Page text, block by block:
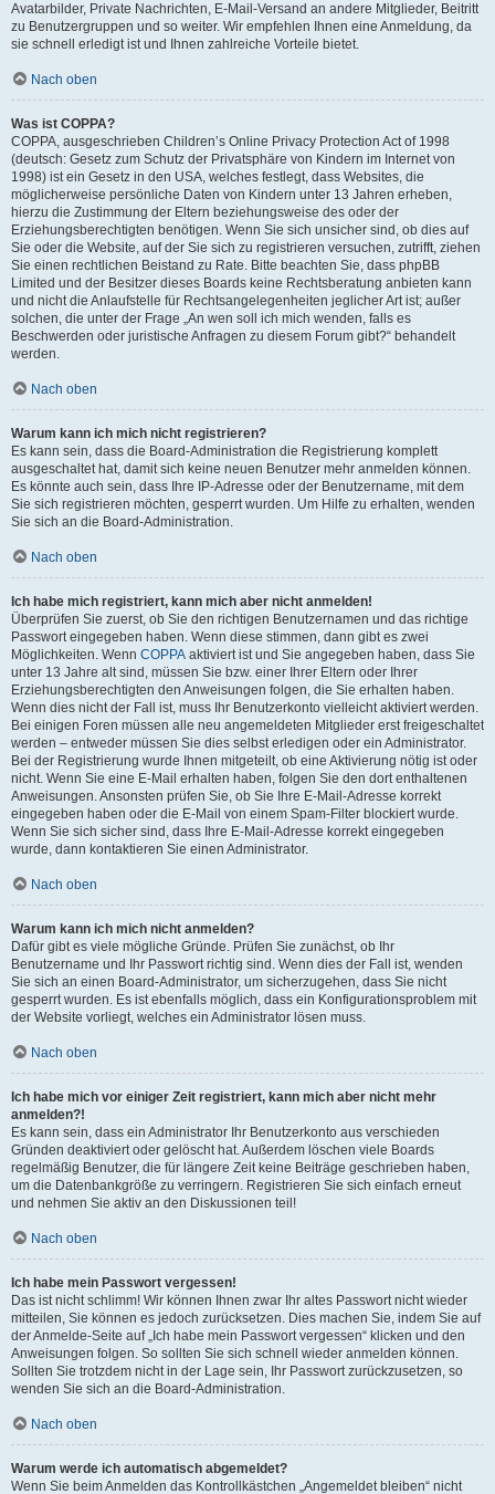
Avatarbilder, Private Nachrichten, E-Mail-Versand an andere Mitglieder, Beitritt
zu Benutzergruppen und so weiter. Wir empfehlen Ihnen eine Anmeldung, da
sie schnell erledigt ist und Ihnen zahlreiche Vorteile bietet.
Nach oben
Was ist COPPA?
COPPA, ausgeschrieben Children’s Online Privacy Protection Act of 1998
(deutsch: Gesetz zum Schutz der Privatsphäre von Kindern im Internet von
1998) ist ein Gesetz in den USA, welches festlegt, dass Websites, die
möglicherweise persönliche Daten von Kindern unter 13 Jahren erheben,
hierzu die Zustimmung der Eltern beziehungsweise des oder der
Erziehungsberechtigten benötigen. Wenn Sie sich unsicher sind, ob dies auf
Sie oder die Website, auf der Sie sich zu registrieren versuchen, zutrifft, ziehen
Sie einen rechtlichen Beistand zu Rate. Bitte beachten Sie, dass phpBB
Limited und der Besitzer dieses Boards keine Rechtsberatung anbieten kann
und nicht die Anlaufstelle für Rechtsangelegenheiten jeglicher Art ist; außer
solchen, die unter der Frage „An wen soll ich mich wenden, falls es
Beschwerden oder juristische Anfragen zu diesem Forum gibt?“ behandelt
werden.
Nach oben
Warum kann ich mich nicht registrieren?
Es kann sein, dass die Board-Administration die Registrierung komplett
ausgeschaltet hat, damit sich keine neuen Benutzer mehr anmelden können.
Es könnte auch sein, dass Ihre IP-Adresse oder der Benutzername, mit dem
Sie sich registrieren möchten, gesperrt wurden. Um Hilfe zu erhalten, wenden
Sie sich an die Board-Administration.
Nach oben
Ich habe mich registriert, kann mich aber nicht anmelden!
Überprüfen Sie zuerst, ob Sie den richtigen Benutzernamen und das richtige
Passwort eingegeben haben. Wenn diese stimmen, dann gibt es zwei
Möglichkeiten. Wenn COPPA aktiviert ist und Sie angegeben haben, dass Sie
unter 13 Jahre alt sind, müssen Sie bzw. einer Ihrer Eltern oder Ihrer
Erziehungsberechtigten den Anweisungen folgen, die Sie erhalten haben.
Wenn dies nicht der Fall ist, muss Ihr Benutzerkonto vielleicht aktiviert werden.
Bei einigen Foren müssen alle neu angemeldeten Mitglieder erst freigeschaltet
werden – entweder müssen Sie dies selbst erledigen oder ein Administrator.
Bei der Registrierung wurde Ihnen mitgeteilt, ob eine Aktivierung nötig ist oder
nicht. Wenn Sie eine E-Mail erhalten haben, folgen Sie den dort enthaltenen
Anweisungen. Ansonsten prüfen Sie, ob Sie Ihre E-Mail-Adresse korrekt
eingegeben haben oder die E-Mail von einem Spam-Filter blockiert wurde.
Wenn Sie sich sicher sind, dass Ihre E-Mail-Adresse korrekt eingegeben
wurde, dann kontaktieren Sie einen Administrator.
Nach oben
Warum kann ich mich nicht anmelden?
Dafür gibt es viele mögliche Gründe. Prüfen Sie zunächst, ob Ihr
Benutzername und Ihr Passwort richtig sind. Wenn dies der Fall ist, wenden
Sie sich an einen Board-Administrator, um sicherzugehen, dass Sie nicht
gesperrt wurden. Es ist ebenfalls möglich, dass ein Konfigurationsproblem mit
der Website vorliegt, welches ein Administrator lösen muss.
Nach oben
Ich habe mich vor einiger Zeit registriert, kann mich aber nicht mehr
anmelden?!
Es kann sein, dass ein Administrator Ihr Benutzerkonto aus verschieden
Gründen deaktiviert oder gelöscht hat. Außerdem löschen viele Boards
regelmäßig Benutzer, die für längere Zeit keine Beiträge geschrieben haben,
um die Datenbankgröße zu verringern. Registrieren Sie sich einfach erneut
und nehmen Sie aktiv an den Diskussionen teil!
Nach oben
Ich habe mein Passwort vergessen!
Das ist nicht schlimm! Wir können Ihnen zwar Ihr altes Passwort nicht wieder
mitteilen, Sie können es jedoch zurücksetzen. Dies machen Sie, indem Sie auf
der Anmelde-Seite auf „Ich habe mein Passwort vergessen“ klicken und den
Anweisungen folgen. So sollten Sie sich schnell wieder anmelden können.
Sollten Sie trotzdem nicht in der Lage sein, Ihr Passwort zurückzusetzen, so
wenden Sie sich an die Board-Administration.
Nach oben
Warum werde ich automatisch abgemeldet?
Wenn Sie beim Anmelden das Kontrollkästchen „Angemeldet bleiben“ nicht